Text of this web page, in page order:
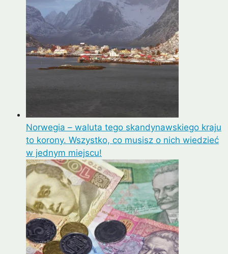
Norwegia – waluta tego skandynawskiego kraju
to korony. Wszystko, co musisz o nich wiedzieć
w jednym miejscu!